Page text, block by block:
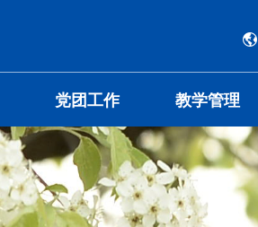
党团工作 教学管理